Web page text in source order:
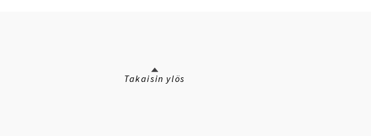
Takaisin ylös